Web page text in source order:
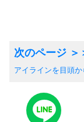
アイラインを目頭か